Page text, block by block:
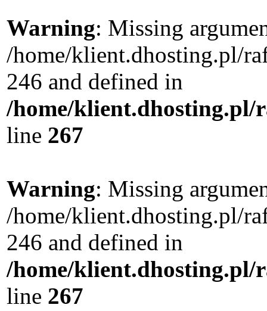
Warning: Missing
/home/klient.dhosting.pl/
246 and defined in
/home/klient.dhosting.pl/
line 267
Warning: Missing
/home/klient.dhosting.pl/
246 and defined in
/home/klient.dhosting.pl/
line 267